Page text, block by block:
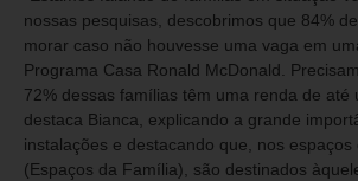
nossas pesquisas, descobrimos que 84%
morar caso não houvesse uma vaga em
Programa Casa Ronald McDonald.
72% dessas famílias têm uma renda de até
destaca Bianca, explicando a grande
instalações e destacando que, nos espaços
(Espaços da Família), são destinados